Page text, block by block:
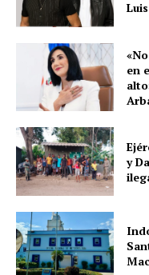
en
y